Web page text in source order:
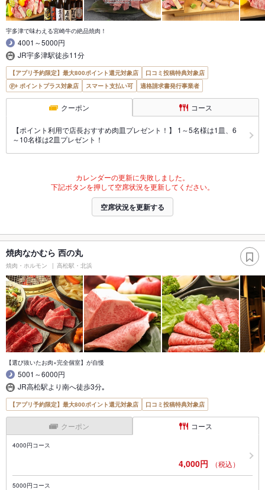
宇多津で味わえる宮崎牛の絶品焼肉！
4001～5000円
JR宇多津駅徒歩11分
【アプリ予約限定】最大800ポイント還元対象店
口コミ投稿特典対象店
ポイントプラス対象店
スマート支払い可 適格請求書発行事業者
クーポン コース
【ポイント利用で店長おすすめ肉皿プレゼント！】 1～5名様は1皿、6
～10名様は2皿プレゼント！
カレンダーの更新に失敗しました。
下記ボタンを押して空席状況を更新してください。
空席状況を更新する
焼肉なかむら 西の丸
焼肉・ホルモン 高松駅・北浜
【選び抜いたお肉×完全個室】が自慢
5001～6000円
JR高松駅より南へ徒歩3分｡
【アプリ予約限定】最大800ポイント還元対象店 口コミ投稿特典対象店
クーポン コース
4000円コース
4,000円 （税込）
5000円コース